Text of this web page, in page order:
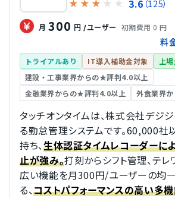
★ ★ ★ ★ ★ 3.6 （125）
月 300 円 /ユーザー
初期費用 0 円
料
トライアルあり
IT導入補助金対象
上
建設・工事業界からの★評判4.0以上
金融業界からの★評判4.0以上
外食業界
タッチオンタイムは、株式会社デジ
る勤怠管理システムです。60,000社
持ち、生体認証タイムレコーダーに
止が強み。打刻からシフト管理、テ
広い機能を月300円/ユーザーの均
る、コストパフォーマンスの高い多機